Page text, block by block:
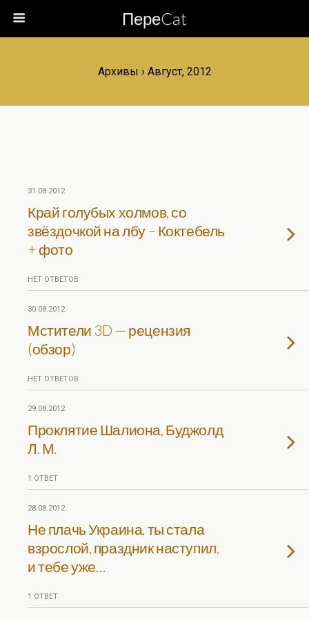
ПереCat
Архивы › Август, 2012
31.08.2012
Край голубых холмов, со
звёздочкой на лбу – Коктебель
+ фото
НЕТ ОТВЕТОВ
30.08.2012
Мстители 3D — рецензия
(обзор)
НЕТ ОТВЕТОВ
29.08.2012
Проклятие Шалиона, Буджолд
Л. М.
1 ОТВЕТ
28.08.2012
Не плачь Украина, ты стала
взрослой, праздник наступил,
и тебе уже…
1 ОТВЕТ